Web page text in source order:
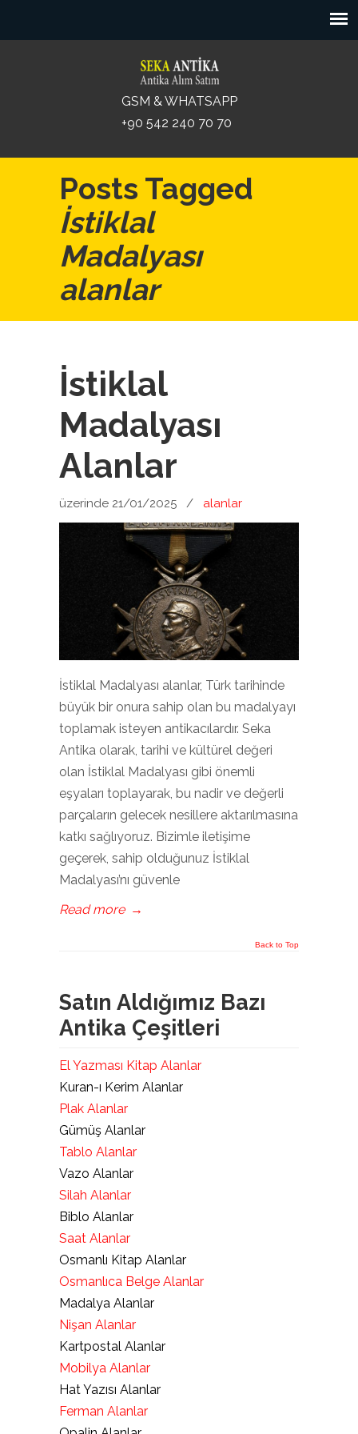
GSM & WHATSAPP
+90 542 240 70 70
Posts Tagged
İstiklal
Madalyası
alanlar
İstiklal
Madalyası
Alanlar
üzerinde 21/01/2025 / alanlar
İstiklal Madalyası alanlar, Türk tarihinde
büyük bir onura sahip olan bu madalyayı
toplamak isteyen antikacılardır. Seka
Antika olarak, tarihi ve kültürel değeri
olan İstiklal Madalyası gibi önemli
eşyaları toplayarak, bu nadir ve değerli
parçaların gelecek nesillere aktarılmasına
katkı sağlıyoruz. Bizimle iletişime
geçerek, sahip olduğunuz İstiklal
Madalyası’nı güvenle
Read more →
Back to Top
Satın Aldığımız Bazı
Antika Çeşitleri
El Yazması Kitap Alanlar
Kuran-ı Kerim Alanlar
Plak Alanlar
Gümüş Alanlar
Tablo Alanlar
Vazo Alanlar
Silah Alanlar
Biblo Alanlar
Saat Alanlar
Osmanlı Kitap Alanlar
Osmanlıca Belge Alanlar
Madalya Alanlar
Nişan Alanlar
Kartpostal Alanlar
Mobilya Alanlar
Hat Yazısı Alanlar
Ferman Alanlar